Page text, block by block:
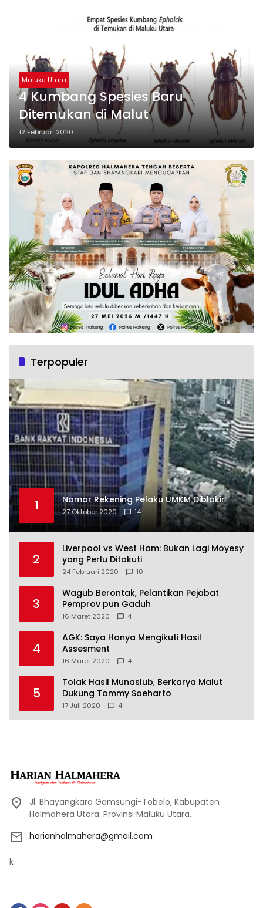
Maluku Utara
4 Kumbang Spesies Baru
Ditemukan di Malut
12 Februari 2020
Terpopuler
1 Nomor Rekening Pelaku UMKM Diblokir
27 Oktober 2020 14
2
Liverpool vs West Ham: Bukan Lagi Moyesy
yang Perlu Ditakuti
24 Februari 2020 10
3
Wagub Berontak, Pelantikan Pejabat
Pemprov pun Gaduh
16 Maret 2020 4
4
AGK: Saya Hanya Mengikuti Hasil
Assesment
16 Maret 2020 4
5
Tolak Hasil Munaslub, Berkarya Malut
Dukung Tommy Soeharto
17 Juli 2020 4
Jl. Bhayangkara Gamsungi-Tobelo, Kabupaten
Halmahera Utara. Provinsi Maluku Utara.
harianhalmahera@gmail.com
k